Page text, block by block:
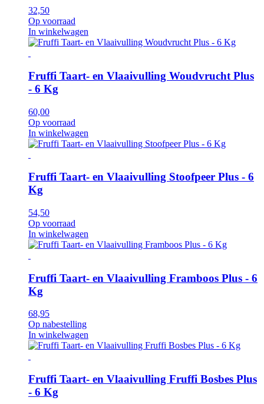
32,50
Op voorraad
In winkelwagen
Fruffi Taart- en Vlaaivulling Woudvrucht Plus
- 6 Kg
60,00
Op voorraad
In winkelwagen
Fruffi Taart- en Vlaaivulling Stoofpeer Plus - 6
Kg
54,50
Op voorraad
In winkelwagen
Fruffi Taart- en Vlaaivulling Framboos Plus - 6
Kg
68,95
Op nabestelling
In winkelwagen
Fruffi Taart- en Vlaaivulling Fruffi Bosbes Plus
- 6 Kg